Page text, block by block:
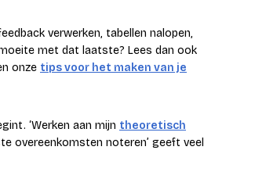
verwerken, tabellen nalopen,
met dat laatste? Lees dan ook
onze tips voor het maken van je
‘Werken aan mijn theoretisch
overeenkomsten noteren’ geeft veel